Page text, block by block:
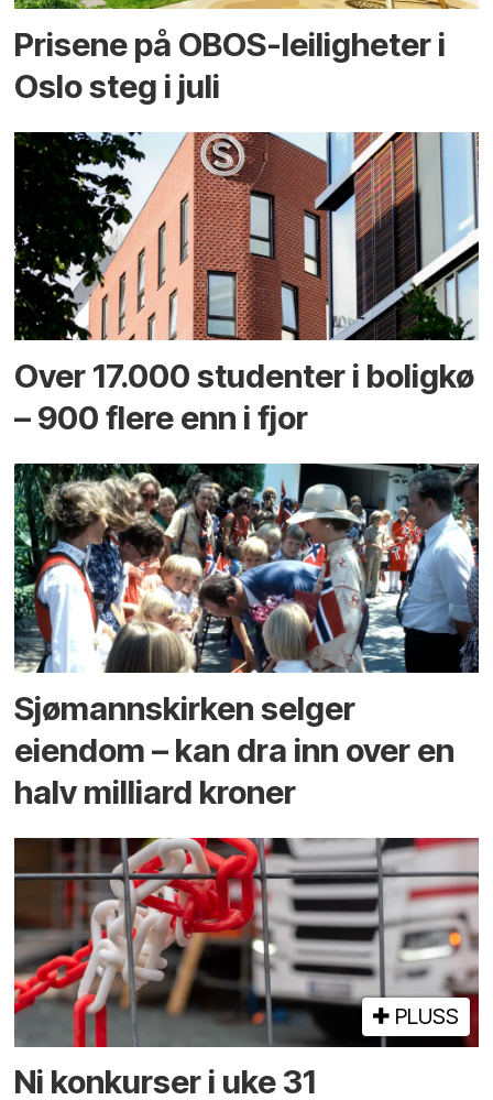
Prisene på OBOS-leiligheter i
Oslo steg i juli
Over 17.000 studenter i boligkø
– 900 flere enn i fjor
Sjømannskirken selger
eiendom – kan dra inn over en
halv milliard kroner
PLUSS
Ni konkurser i uke 31